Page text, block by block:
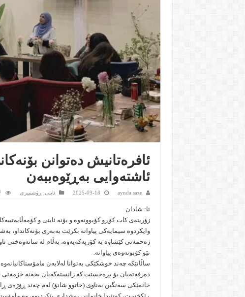
ئافرەتانیش دەتوانن
ئاشتەوایی بەڕێوەببەن
aynda saze
2025-09-18 ئاینى ڕۆشنبیرى
ئا: شادان
زۆرینەی کات کۆڕو کۆبوونەوە و بۆنە ئاینی و
وایکردوە سیمایەکی پیاوانە بکرێت بەبەری بۆنەکانداو،
زەحمەتی کێشاوە بە کۆرپەکەیەوە، بەڵام لە ساتەوەختی
نێو کۆبونەوەی پیاوانە.
ساڵانێکە چەند خوشکێکی بەتوانا لەلایەن
دەرفەتەیان بۆ بڕەخسێت کە زانستەکەیان بخەنە خزمەتی
خانمێکی سەنگین بەناوی (خاتوو شانۆ) لەم چەند ڕۆژەی